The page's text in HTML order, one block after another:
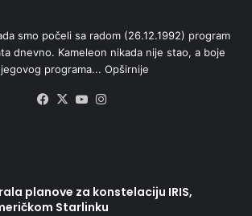
smo počeli sa radom (26.12.1992) program
dnevno. Kameleon nikada nije stao, a boje
programa... Opširnije
Facebook
X YouTube
planove za konstelaciju IRIS,
Starlinku